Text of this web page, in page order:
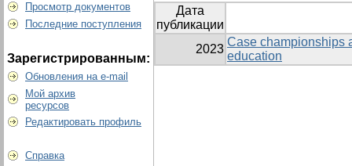
Просмотр документов
Последние поступления
Зарегистрированным:
Обновления на e-mail
Мой архив
ресурсов
Редактировать профиль
Справка
Дата
публикации
2023
Case championships
education